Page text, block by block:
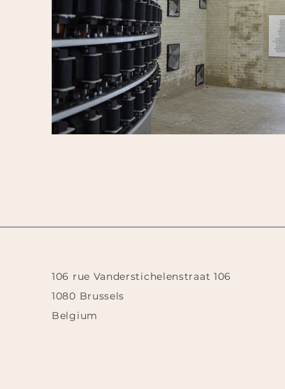
106 rue Vanderstichelenstraat 106
1080 Brussels
Belgium